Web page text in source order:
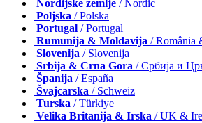
Nordijske zemlje / Nordic
Poljska / Polska
Portugal / Portugal
Rumunija & Moldavija / România
Slovenija / Slovenija
Srbija & Crna Gora / Србија и
Španija / España
Švajcarska / Schweiz
Turska / Türkiye
Velika Britanija & Irska / UK &